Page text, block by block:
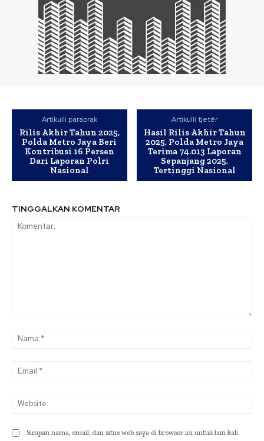
Artikulli paraprak
Rilis Akhir Tahun 2025,
Polda Metro Jaya Beri
Kontribusi 16 Persen
Dari Laporan Polri
Nasional
Artikulli tjetër
Hasil Rilis Akhir Tahun
2025, Polda Metro Jaya
Terima 74.013 Laporan
Sepanjang 2025,
Tertinggi Nasional
TINGGALKAN KOMENTAR
Simpan nama, email, dan situs web saya di browser ini untuk lain kali